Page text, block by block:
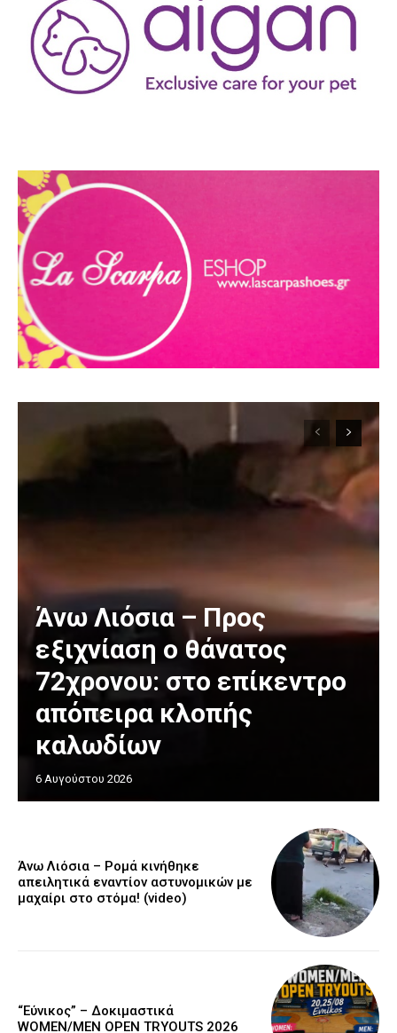
Άνω Λιόσια – Προς
εξιχνίαση ο θάνατος
72χρονου: στο επίκεντρο
απόπειρα κλοπής
καλωδίων
6 Αυγούστου 2026
Άνω Λιόσια – Ρομά κινήθηκε
απειλητικά εναντίον αστυνομικών με
μαχαίρι στο στόμα! (video)
“Εύνικος” – Δοκιμαστικά
WOMEN/MEN OPEN TRYOUTS 2026